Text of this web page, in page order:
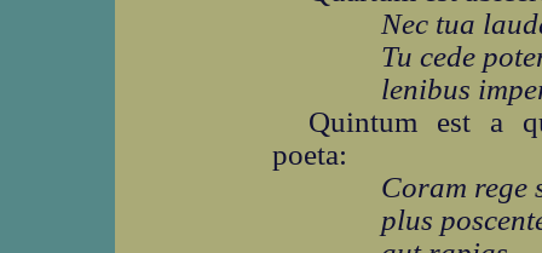
Nec tua
Tu cede
lenibus
Quintum est a
poeta:
Coram rege
plus